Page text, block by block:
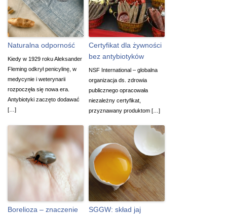
Naturalna odporność
Kiedy w 1929 roku Aleksander
Fleming odkrył penicylinę, w
medycynie i weterynarii
rozpoczęła się nowa era.
Antybiotyki zaczęto dodawać
[…]
Certyfikat dla żywności
bez antybiotyków
NSF International – globalna
organizacja ds. zdrowia
publicznego opracowała
niezależny certyfikat,
przyznawany produktom […]
Borelioza – znaczenie
SGGW: skład jaj